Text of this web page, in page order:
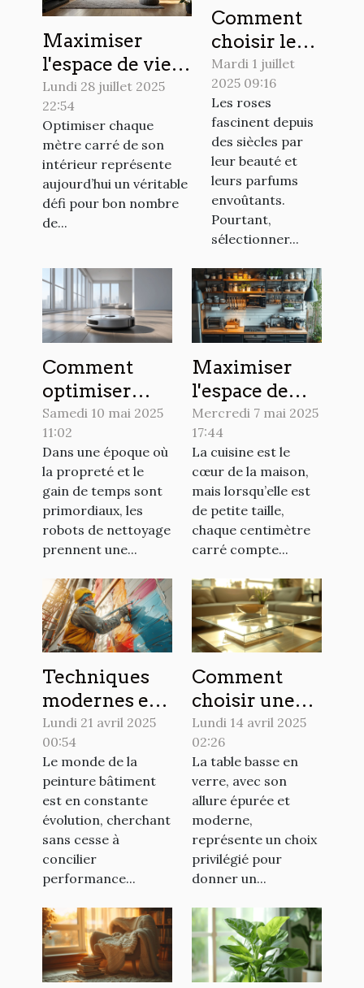
Maximiser
l'espace de vie :
techniques
modernes de
réaménagement
Lundi 28 juillet 2025
22:54
Optimiser chaque
mètre carré de son
intérieur représente
aujourd’hui un véritable
défi pour bon nombre
de...
Comment
choisir les
meilleures
variétés de
roses pour
votre jardin
?
Mardi 1 juillet
2025 09:16
Les roses
fascinent depuis
des siècles par
leur beauté et
leurs parfums
envoûtants.
Pourtant,
sélectionner...
Comment
optimiser
l'utilisation
de votre robot
de nettoyage
pour une
maison plus
propre
Samedi 10 mai 2025
11:02
Dans une époque où
la propreté et le
gain de temps sont
primordiaux, les
robots de nettoyage
prennent une...
Maximiser
l'espace de
rangement
dans une
petite cuisine
astuces et
solutions
pratiques
Mercredi 7 mai 2025
17:44
La cuisine est le
cœur de la maison,
mais lorsqu’elle est
de petite taille,
chaque centimètre
carré compte...
Techniques
modernes et
durables pour
la peinture en
bâtiment
Lundi 21 avril 2025
00:54
Le monde de la
peinture bâtiment
est en constante
évolution, cherchant
sans cesse à
concilier
performance...
Comment
choisir une
table basse en
verre pour
moderniser
votre salon
Lundi 14 avril 2025
02:26
La table basse en
verre, avec son
allure épurée et
moderne,
représente un choix
privilégié pour
donner un...